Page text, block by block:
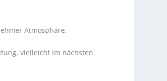
Atmosphäre.
vielleicht im nächsten